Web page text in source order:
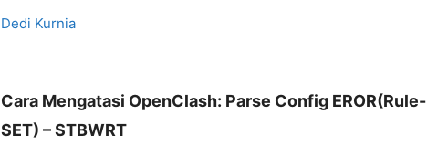
Dedi Kurnia
Cara Mengatasi OpenClash: Parse Config EROR(Rule-
SET) – STBWRT